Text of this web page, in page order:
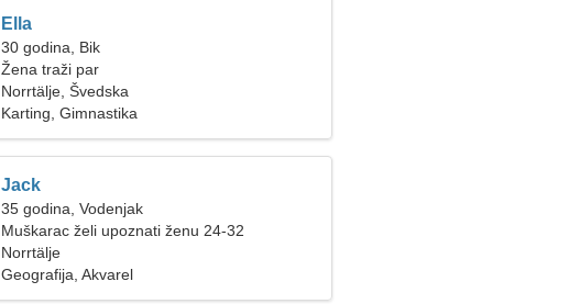
Ella
30 godina, Bik
Žena traži par
Norrtälje, Švedska
Karting, Gimnastika
Jack
35 godina, Vodenjak
Muškarac želi upoznati ženu 24-32
Norrtälje
Geografija, Akvarel